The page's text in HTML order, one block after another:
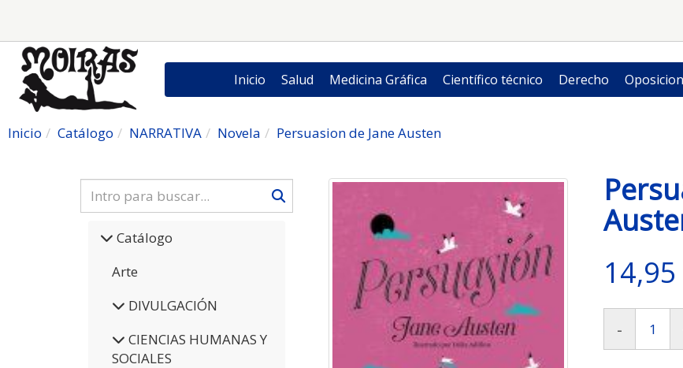
Inicio Salud Medicina Gráfica Científico técnico Derecho
Inicio Catálogo NARRATIVA Novela Persuasion de Jane Austen
Catálogo
Arte
DIVULGACIÓN
CIENCIAS HUMANAS Y
SOCIALES
-